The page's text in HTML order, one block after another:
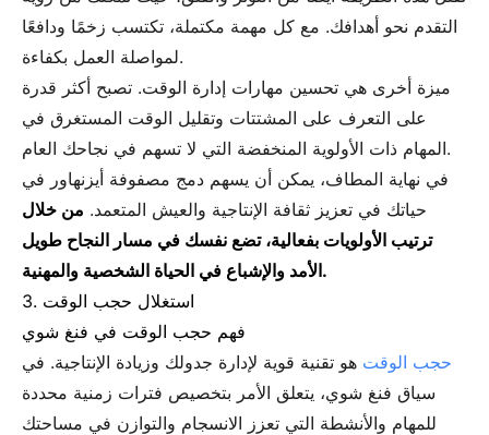
التقدم نحو أهدافك. مع كل مهمة مكتملة، تكتسب زخمًا ودافعًا
لمواصلة العمل بكفاءة.
ميزة أخرى هي تحسين مهارات إدارة الوقت. تصبح أكثر قدرة
على التعرف على المشتتات وتقليل الوقت المستغرق في
المهام ذات الأولوية المنخفضة التي لا تسهم في نجاحك العام.
في نهاية المطاف، يمكن أن يسهم دمج مصفوفة أيزنهاور في
حياتك في تعزيز ثقافة الإنتاجية والعيش المتعمد. من خلال
ترتيب الأولويات بفعالية، تضع نفسك في مسار النجاح طويل
الأمد والإشباع في الحياة الشخصية والمهنية.
3. استغلال حجب الوقت
فهم حجب الوقت في فنغ شوي
حجب الوقت هو تقنية قوية لإدارة جدولك وزيادة الإنتاجية. في
سياق فنغ شوي، يتعلق الأمر بتخصيص فترات زمنية محددة
للمهام والأنشطة التي تعزز الانسجام والتوازن في مساحتك